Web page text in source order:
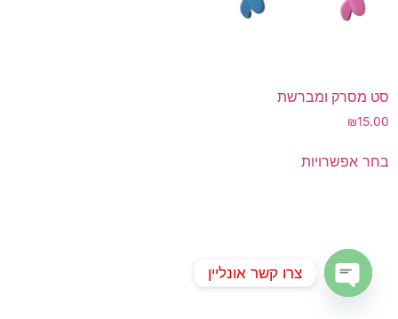
סט מסרק ומברשת
₪15.00
בחר אפשרויותזה
לבחור
צרו קשר אונליין